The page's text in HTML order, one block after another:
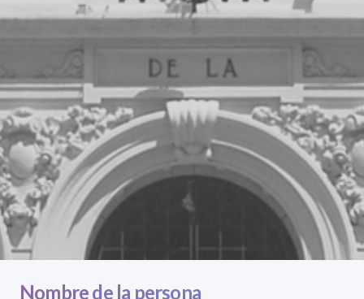
Nombre de la persona